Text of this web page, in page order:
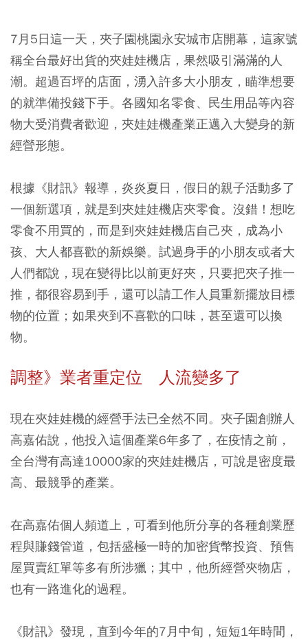
7月5日這一天，夾子園桃園永安城市店開幕，這家號
稱全台最好出貨的夾娃娃機店，果然吸引滿滿的人
潮。超過百坪的店面，湧入許多大小朋友，瞄準想要
的就準備投錢下手。各國知名零食、民生用品等內容
物大受消費者歡迎，夾娃娃機產業正邁入大變身的新
經營形態。
根據《財訊》報導，炎炎夏日，假日的親子活動多了
一個新選項，就是到夾娃娃機店夾零食。沒錯！想吃
零食不用買的，而是到夾娃娃機店自己夾，成為小
孩、大人都喜歡的新娛樂。試過身手的小朋友或者大
人們都說，現在變得比以前更好夾，只要把夾子推一
推，都很容易到手，還可以請工作人員重新擺放目標
物的位置；如果夾到不喜歡的口味，甚至還可以換
物。
調整》業者重定位 人流變多了
現在夾娃娃機的經營手法已全然不同。夾子園創辦人
高嘉佑說，他投入這個產業6年多了，在疫情之前，
全台灣有高達10000家的夾娃娃機店，可說是密度最
高、最競爭的產業。
在高嘉佑個人頻道上，可看到他所分享的各種創業歷
程與賺錢管道，包括盛極一時的加密貨幣投資、預售
屋買賣紅單等多有所涉獵；其中，他所經營夾物店，
也有一路進化的過程。
《財訊》發現，直到今年的7月中旬，短短1年時間，